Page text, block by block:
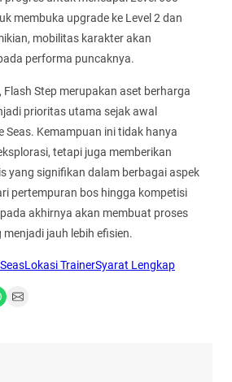
membuka upgrade ke Level 2 dan
mobilitas karakter akan
performa puncaknya.
Flash Step merupakan aset berharga
prioritas utama sejak awal
Seas. Kemampuan ini tidak hanya
tetapi juga memberikan
yang signifikan dalam berbagai aspek
pertempuran bos hingga kompetisi
akhirnya akan membuat proses
jauh lebih efisien.
Lokasi TrainerSyarat Lengkap
Share on Email